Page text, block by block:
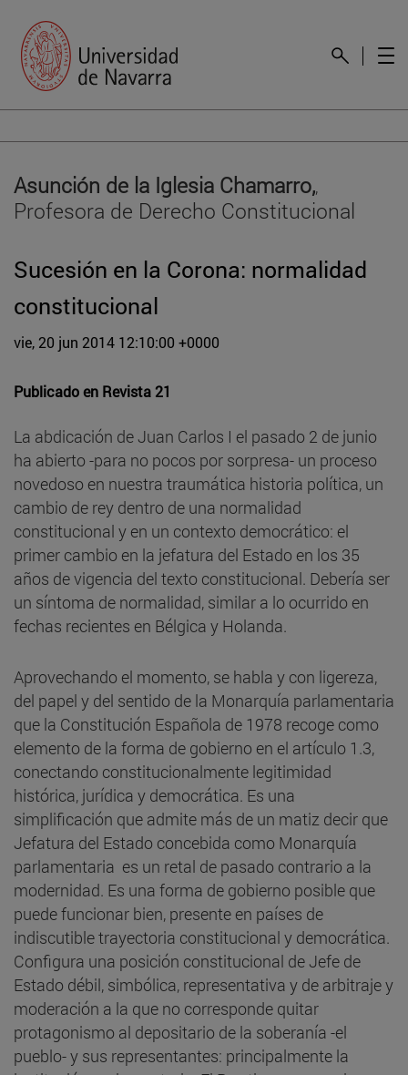
Asunción de la Iglesia Chamarro,,
Profesora de Derecho Constitucional
Sucesión en la Corona: normalidad
constitucional
vie, 20 jun 2014 12:10:00 +0000
Publicado en Revista 21
La abdicación de Juan Carlos I el pasado 2 de junio
ha abierto -para no pocos por sorpresa- un proceso
novedoso en nuestra traumática historia política, un
cambio de rey dentro de una normalidad
constitucional y en un contexto democrático: el
primer cambio en la jefatura del Estado en los 35
años de vigencia del texto constitucional. Debería ser
un síntoma de normalidad, similar a lo ocurrido en
fechas recientes en Bélgica y Holanda.
Aprovechando el momento, se habla y con ligereza,
del papel y del sentido de la Monarquía parlamentaria
que la Constitución Española de 1978 recoge como
elemento de la forma de gobierno en el artículo 1.3,
conectando constitucionalmente legitimidad
histórica, jurídica y democrática. Es una
simplificación que admite más de un matiz decir que
Jefatura del Estado concebida como Monarquía
parlamentaria es un retal de pasado contrario a la
modernidad. Es una forma de gobierno posible que
puede funcionar bien, presente en países de
indiscutible trayectoria constitucional y democrática.
Configura una posición constitucional de Jefe de
Estado débil, simbólica, representativa y de arbitraje y
moderación a la que no corresponde quitar
protagonismo al depositario de la soberanía -el
pueblo- y sus representantes: principalmente la